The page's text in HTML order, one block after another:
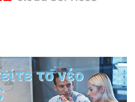
το νέο